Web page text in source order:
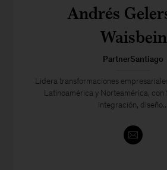
Andrés
Waisbein
PartnerSantiago
Lidera transformaciones
Latinoamérica y Norteamérica, con
integración, diseño...